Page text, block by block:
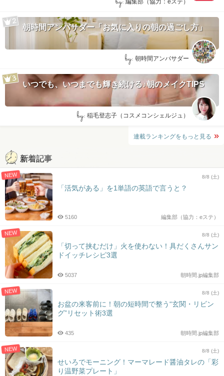
編集部（協力：eステ）
朝時間アンバサダー「お気に入りの朝の過ごし方」
by: 朝時間アンバサダー
いつでも、いつまでも輝き続ける♪朝のメイクTIPS
by: 稲毛登志子（コスメコンシェルジュ）
連載ランキングをもっと見る
新着記事
NEW 8/8 (土)
「活気がある」を1単語の英語で言うと？
編集部（協力：eステ）
5160
NEW 8/8 (土)
「切って挟むだけ」火を使わない！具だくさんサン
ドイッチレシピ3選
朝時間.jp編集部
5037
NEW 8/8 (土)
お盆の来客前に！朝の短時間で整う“玄関・リビン
グ”リセット術3選
朝時間.jp編集部
435
NEW 8/8 (土)
せいろでモーニング！マーマレード醤油タレの「彩
り温野菜プレート」